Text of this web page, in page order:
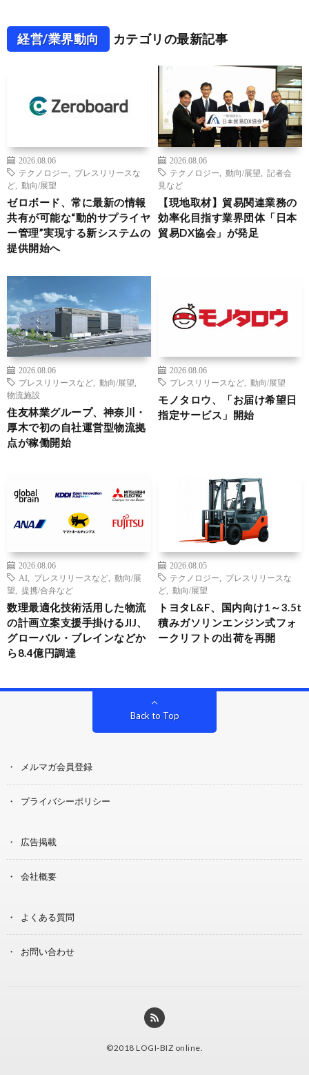
経営/業界動向 カテゴリの最新記事
2026.08.06
テクノロジー
プレスリリースな
ど
動向/展望
ゼロボード、常に最新の情報
共有が可能な“動的サプライヤ
ー管理”実現する新システムの
提供開始へ
2026.08.06
テクノロジー
動向/展望
記者会
見など
【現地取材】貿易関連業務の
効率化目指す業界団体「日本
貿易DX協会」が発足
2026.08.06
プレスリリースなど
動向/展望
物流施設
住友林業グループ、神奈川・
厚木で初の自社運営型物流拠
点が稼働開始
2026.08.06
プレスリリースなど
動向/展望
モノタロウ、「お届け希望日
指定サービス」開始
2026.08.06
AI
プレスリリースなど
動向/展
望
提携/合弁など
数理最適化技術活用した物流
の計画立案支援手掛けるJIJ、
グローバル・ブレインなどか
ら8.4億円調達
2026.08.05
テクノロジー
プレスリリースな
ど
動向/展望
トヨタL&F、国内向け1～3.5t
積みガソリンエンジン式フォ
ークリフトの出荷を再開
Back to Top
メルマガ会員登録
プライバシーポリシー
広告掲載
会社概要
よくある質問
お問い合わせ
©2018 LOGI-BIZ online